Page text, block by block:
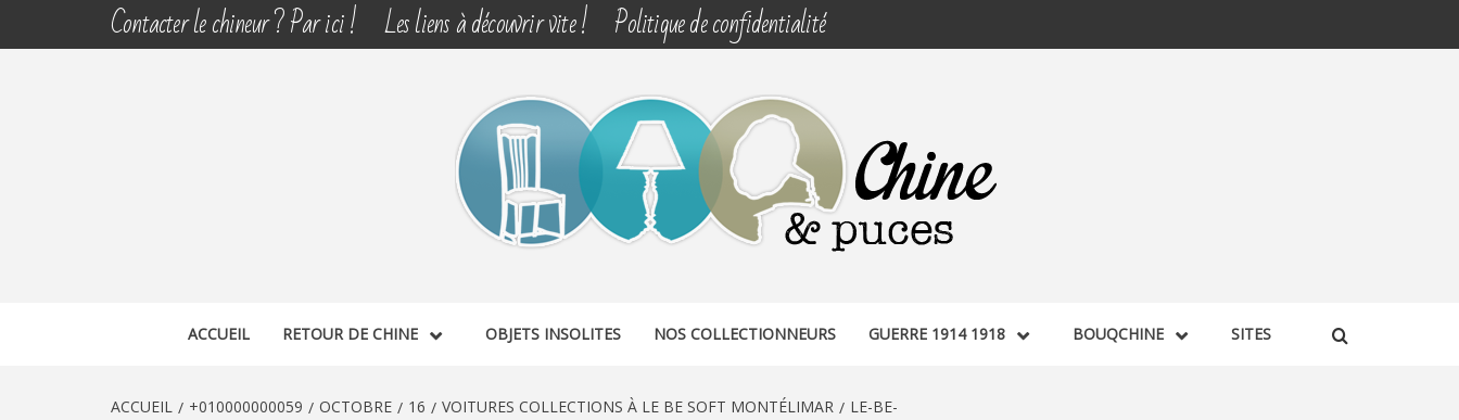
Contacter le chineur ? Par ici ! Les liens à découvrir vite ! Politique de confidentialité
CHINE & PUCES
ACCUEIL RETOUR DE CHINE OBJETS INSOLITES NOS COLLECTIONNEURS GUERRE 1914 1918 BOUQCHINE SITES
ACCUEIL +010000000059 OCTOBRE 16 VOITURES COLLECTIONS À LE BE SOFT MONTÉLIMAR
LE-BE-